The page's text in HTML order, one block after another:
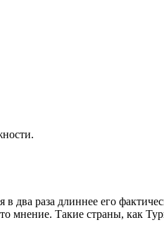
в два раза длиннее его
мнение. Такие страны, как